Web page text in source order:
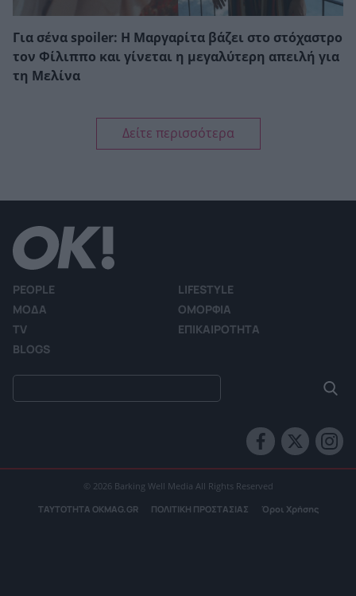
Για σένα spoiler: Η Μαργαρίτα βάζει στο στόχαστρο
τον Φίλιππο και γίνεται η μεγαλύτερη απειλή για
τη Μελίνα
Δείτε περισσότερα
PEOPLE
LIFESTYLE
ΜΟΔΑ
ΟΜΟΡΦΙΑ
TV
ΕΠΙΚΑΙΡΟΤΗΤΑ
BLOGS
© 2026 Barking Well Media All Rights Reserved
ΤΑΥΤΟΤΗΤΑ OKMAG.GR ΠΟΛΙΤΙΚΗ ΠΡΟΣΤΑΣΙΑΣ Όροι Χρήσης